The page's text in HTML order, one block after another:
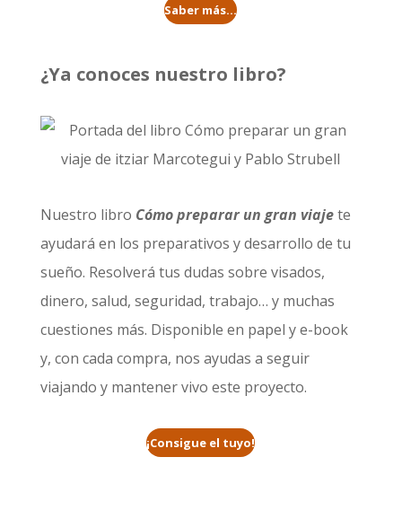
Saber más...
¿Ya conoces nuestro libro?
Nuestro libro Cómo preparar un gran viajete
ayudará en los preparativos y desarrollo de tu
sueño. Resolverá tus dudas sobre visados,
dinero, salud, seguridad, trabajo… y muchas
cuestiones más. Disponible en papel y e-book
y, con cada compra, nos ayudas a seguir
viajando y mantener vivo este proyecto.
¡Consigue el tuyo!